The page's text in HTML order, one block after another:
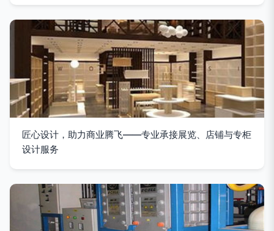
匠心设计，助力商业腾飞——专业承接展览、店铺与专柜
设计服务